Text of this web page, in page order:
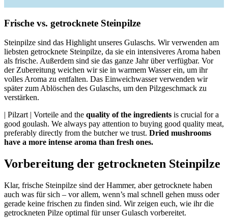
Frische vs. getrocknete Steinpilze
Steinpilze sind das Highlight unseres Gulaschs. Wir verwenden am
liebsten getrocknete Steinpilze, da sie ein intensiveres Aroma haben
als frische. Außerdem sind sie das ganze Jahr über verfügbar. Vor
der Zubereitung weichen wir sie in warmem Wasser ein, um ihr
volles Aroma zu entfalten. Das Einweichwasser verwenden wir
später zum Ablöschen des Gulaschs, um den Pilzgeschmack zu
verstärken.
| Pilzart | Vorteile and the quality of the ingredients is crucial for a
good goulash. We always pay attention to buying good quality meat,
preferably directly from the butcher we trust. Dried mushrooms
have a more intense aroma than fresh ones.
Vorbereitung der getrockneten Steinpilze
Klar, frische Steinpilze sind der Hammer, aber getrocknete haben
auch was für sich – vor allem, wenn’s mal schnell gehen muss oder
gerade keine frischen zu finden sind. Wir zeigen euch, wie ihr die
getrockneten Pilze optimal für unser Gulasch vorbereitet.